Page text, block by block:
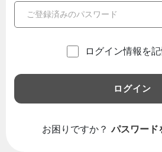
ログイン情報を
ログイン
お困りですか？ パスワード